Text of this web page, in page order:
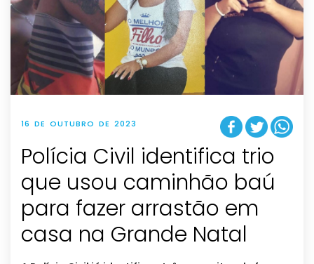
16 DE OUTUBRO DE 2023
Polícia Civil identifica trio
que usou caminhão baú
para fazer arrastão em
casa na Grande Natal